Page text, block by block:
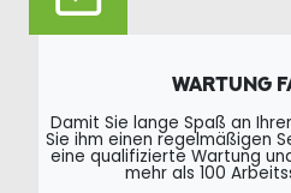
WARTUNG
Damit Sie lange Spaß an
Sie ihm einen regelmäßigen
eine qualifizierte Wartung
mehr als 100